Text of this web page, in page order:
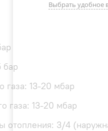
бар
газа: 13-20 мбар
газа: 13-20 мбар
отопления: 3/4
Выбрать удобное